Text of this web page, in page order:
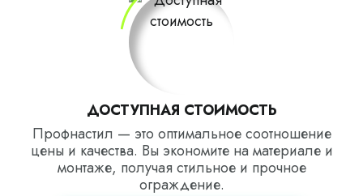
ДОСТУПНАЯ СТОИМОСТЬ
Профнастил — это оптимальное соотношение
цены и качества. Вы экономите на материале и
монтаже, получая стильное и прочное
ограждение.